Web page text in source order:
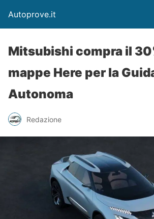
Autoprove.it
Mitsubishi compra il
mappe Here per la
Autonoma
Redazione